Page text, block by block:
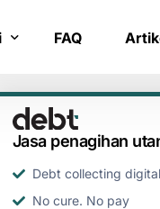
inkaso
FAQ
Jasa penagihan
Debt collecting
No cure. No pay